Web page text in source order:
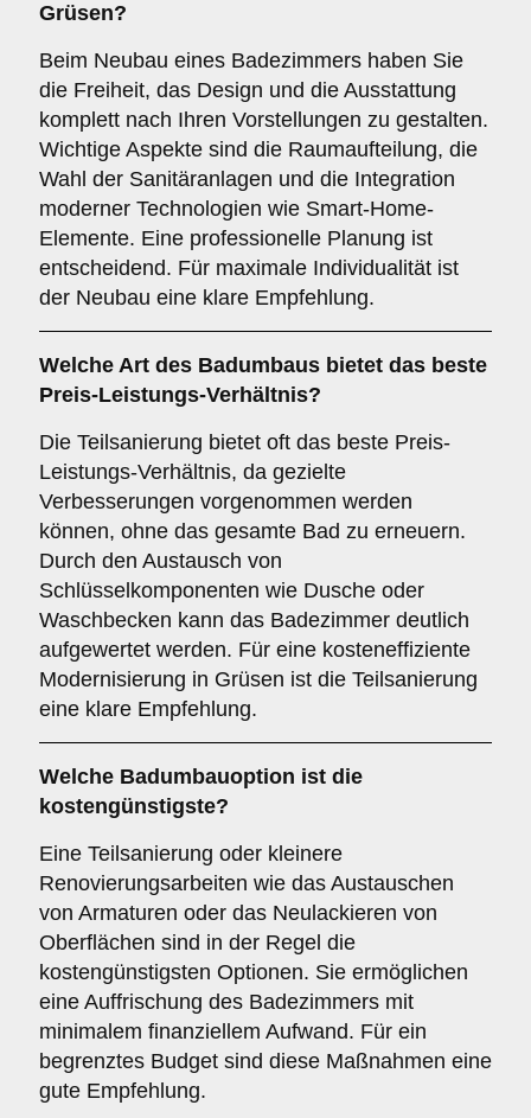
Grüsen?
Beim Neubau eines Badezimmers haben Sie
die Freiheit, das Design und die Ausstattung
komplett nach Ihren Vorstellungen zu gestalten.
Wichtige Aspekte sind die Raumaufteilung, die
Wahl der Sanitäranlagen und die Integration
moderner Technologien wie Smart-Home-
Elemente. Eine professionelle Planung ist
entscheidend. Für maximale Individualität ist
der Neubau eine klare Empfehlung.
Welche Art des Badumbaus bietet das beste
Preis-Leistungs-Verhältnis?
Die Teilsanierung bietet oft das beste Preis-
Leistungs-Verhältnis, da gezielte
Verbesserungen vorgenommen werden
können, ohne das gesamte Bad zu erneuern.
Durch den Austausch von
Schlüsselkomponenten wie Dusche oder
Waschbecken kann das Badezimmer deutlich
aufgewertet werden. Für eine kosteneffiziente
Modernisierung in Grüsen ist die Teilsanierung
eine klare Empfehlung.
Welche Badumbauoption ist die
kostengünstigste?
Eine Teilsanierung oder kleinere
Renovierungsarbeiten wie das Austauschen
von Armaturen oder das Neulackieren von
Oberflächen sind in der Regel die
kostengünstigsten Optionen. Sie ermöglichen
eine Auffrischung des Badezimmers mit
minimalem finanziellem Aufwand. Für ein
begrenztes Budget sind diese Maßnahmen eine
gute Empfehlung.